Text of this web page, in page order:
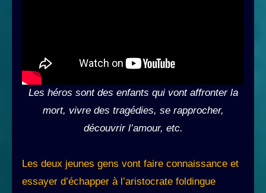
Les héros sont des enfants qui vont affronter la
mort, vivre des tragédies, se rapprocher,
découvrir l’amour, etc.
Les deux jeunes gens vont faire connaissance et
essayer d’échapper à l’aristocrate foldingue